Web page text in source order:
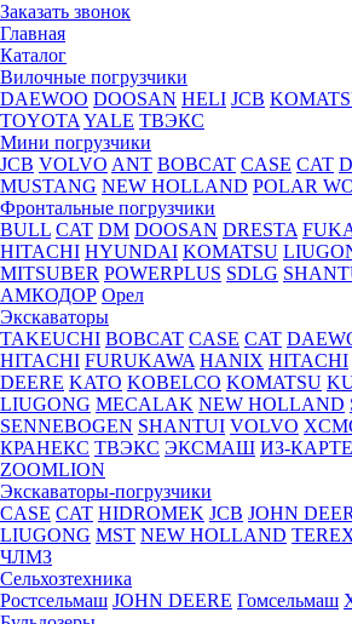
Заказать звонок
Главная
Каталог
Вилочные погрузчики
DAEWOO DOOSAN HELI JCB
TOYOTA YALE ТВЭКС
Мини погрузчики
JCB VOLVO ANT BOBCAT CASE CAT
MUSTANG NEW HOLLAND POLAR
Фронтальные погрузчики
BULL CAT DM DOOSAN DRESTA
HITACHI HYUNDAI KOMATSU
MITSUBER POWERPLUS SDLG
АМКОДОР Орел
Экскаваторы
TAKEUCHI BOBCAT CASE CAT
HITACHI FURUKAWA HANIX HITACHI
DEERE KATO KOBELCO KOMATSU
LIUGONG MECALAK NEW HOLLAND
SENNEBOGEN SHANTUI VOLVO
КРАНЕКС ТВЭКС ЭКСМАШ ИЗ-
ZOOMLION
Экскаваторы-погрузчики
CASE CAT HIDROМEK JCB JOHN
LIUGONG MST NEW HOLLAND
ЧЛМЗ
Сельхозтехника
Ростсельмаш JOHN DEERE Гомсельмаш